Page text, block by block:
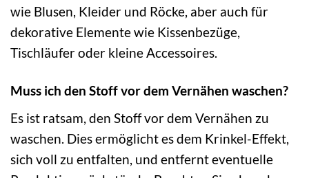
wie Blusen, Kleider und Röcke, aber auch für
dekorative Elemente wie Kissenbezüge,
Tischläufer oder kleine Accessoires.
Muss ich den Stoff vor dem Vernähen waschen?
Es ist ratsam, den Stoff vor dem Vernähen zu
waschen. Dies ermöglicht es dem Krinkel-Effekt,
sich voll zu entfalten, und entfernt eventuelle